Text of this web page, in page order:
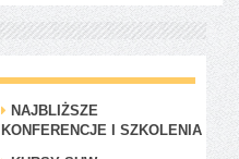
NAJBLIŻSZE
KONFERENCJE I SZKOLENIA